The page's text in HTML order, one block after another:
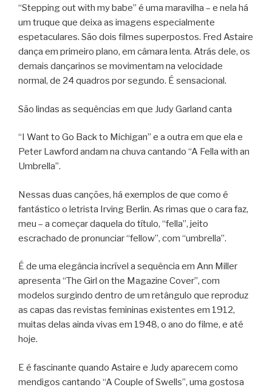
“Stepping out with my babe” é uma maravilha – e nela há
um truque que deixa as imagens especialmente
espetaculares. São dois filmes superpostos. Fred Astaire
dança em primeiro plano, em câmara lenta. Atrás dele, os
demais dançarinos se movimentam na velocidade
normal, de 24 quadros por segundo. É sensacional.
São lindas as sequências em que Judy Garland canta
“I Want to Go Back to Michigan” e a outra em que ela e
Peter Lawford andam na chuva cantando “A Fella with an
Umbrella”.
Nessas duas canções, há exemplos de que como é
fantástico o letrista Irving Berlin. As rimas que o cara faz,
meu – a começar daquela do título, “fella”, jeito
escrachado de pronunciar “fellow”, com “umbrella”.
É de uma elegância incrível a sequência em Ann Miller
apresenta “The Girl on the Magazine Cover”, com
modelos surgindo dentro de um retângulo que reproduz
as capas das revistas femininas existentes em 1912,
muitas delas ainda vivas em 1948, o ano do filme, e até
hoje.
E é fascinante quando Astaire e Judy aparecem como
mendigos cantando “A Couple of Swells”, uma gostosa